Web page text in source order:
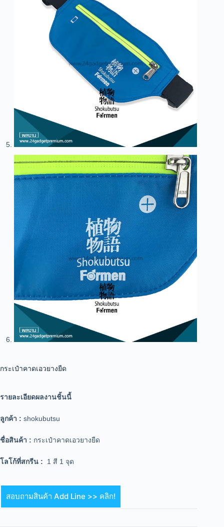
กระเป๋าคาดเอวยางยืด
รายละเอียดผลงานชิ้นนี้
ลูกค้า : shokubutsu
ชื่อสินค้า : กระเป๋าคาดเอวยางยืด
โลโก้ที่สกรีน : 1 สี 1 จุด
สอบถามสินค้า Add Line >> คลิก!